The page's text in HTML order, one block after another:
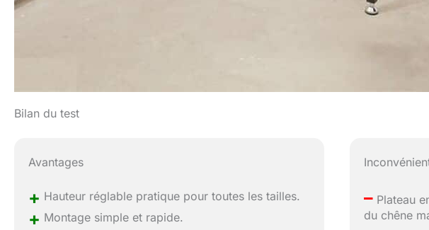
Bilan du test
Avantages
+ Hauteur réglable pratique pour toutes les tailles.
+ Montage simple et rapide.
– Plateau
du chêne